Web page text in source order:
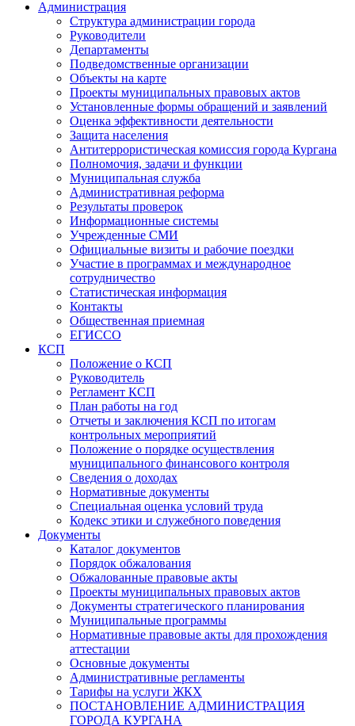
Администрация
Структура администрации города
Руководители
Департаменты
Подведомственные организации
Объекты на карте
Проекты муниципальных правовых актов
Установленные формы обращений и заявлений
Оценка эффективности деятельности
Защита населения
Антитеррористическая комиссия города Кургана
Полномочия, задачи и функции
Муниципальная служба
Административная реформа
Результаты проверок
Информационные системы
Учрежденные СМИ
Официальные визиты и рабочие поездки
Участие в программах и международное
сотрудничество
Статистическая информация
Контакты
Общественная приемная
ЕГИССО
КСП
Положение о КСП
Руководитель
Регламент КСП
План работы на год
Отчеты и заключения КСП по итогам
контрольных мероприятий
Положение о порядке осуществления
муниципального финансового контроля
Сведения о доходах
Нормативные документы
Специальная оценка условий труда
Кодекс этики и служебного поведения
Документы
Каталог документов
Порядок обжалования
Обжалованные правовые акты
Проекты муниципальных правовых актов
Документы стратегического планирования
Муниципальные программы
Нормативные правовые акты для прохождения
аттестации
Основные документы
Административные регламенты
Тарифы на услуги ЖКХ
ПОСТАНОВЛЕНИЕ АДМИНИСТРАЦИЯ
ГОРОДА КУРГАНА